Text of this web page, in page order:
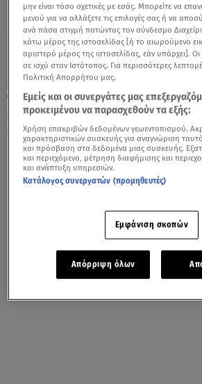
21.05.26, 19:00
«Ο Χειρισμός της
εγκαίνια της έκθεσης του
μην είναι τόσο σχετικές με εσάς. Μπορείτε να
μενού για να αλλάξετε τις επιλογές σας ή να
ανά πάσα στιγμή πατώντας τον σύνδεσμο
κάτω μέρος της ιστοσελίδας [ή το αιωρούμενο
αριστερό μέρος της ιστοσελίδας, εάν υπάρχει].
σε ισχύ στον Ιστότοπος. Για περισσότερες
Πολιτική Απορρήτου μας.
Εμείς και οι συνεργάτες μας
προκειμένου να παρασχεθούν τα εξής:
Χρήση επακριβών δεδομένων γεωεντοπισμού.
χαρακτηριστικών συσκευής για αναγνώριση
και πρόσβαση στα δεδομένα μιας συσκευής.
και περιεχόμενο, μέτρηση διαφήμισης και
και ανάπτυξη υπηρεσιών.
Κατάλογος συνεργατών (προμηθευτές)
Εμφάνιση σκοπών
Απόρριψη όλων